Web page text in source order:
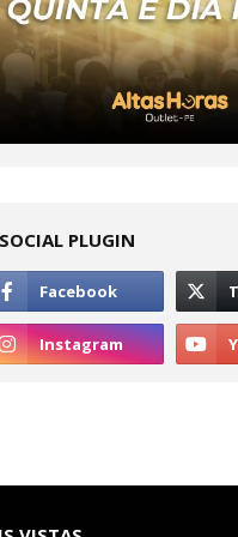
SOCIAL PLUGIN